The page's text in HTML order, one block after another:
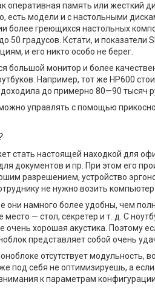
память или жесткий
есть модели и с настольными
греющихся настольных
50 градусов. Кстати, и
и его никто особо не берег.
монитор и более
Например, тот же НР600
до примерно 80—90 тысяч
управлять с помощью
настоящей находкой для
документов и пр. При этом его
разрешением, устройство
не нужно возить
они намного более удобны, чем
— стол, секретер и т. д. С
хорошая акустика. Поэтому
представляет собой очень
отсутствует
под себя не оптимизируешь, а
к параметрам